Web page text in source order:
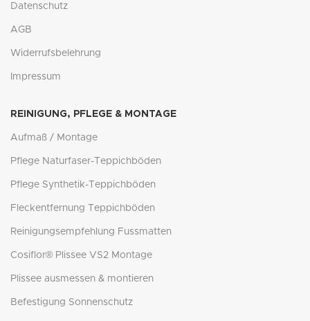
Datenschutz
AGB
Widerrufsbelehrung
Impressum
REINIGUNG, PFLEGE & MONTAGE
Aufmaß / Montage
Pflege Naturfaser-Teppichböden
Pflege Synthetik-Teppichböden
Fleckentfernung Teppichböden
Reinigungsempfehlung Fussmatten
Cosiflor® Plissee VS2 Montage
Plissee ausmessen & montieren
Befestigung Sonnenschutz